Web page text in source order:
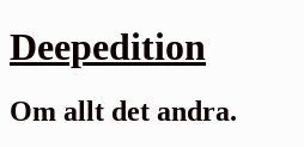
Gå
till
Deepedition
Om allt det andra.